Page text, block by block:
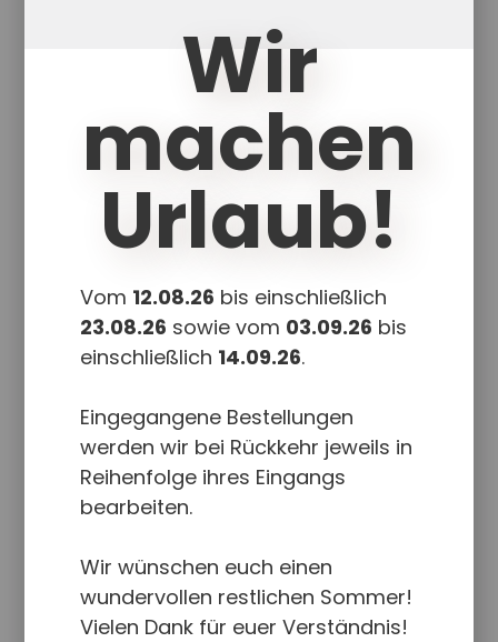
Enthält 7% red. MwSt.
Versand
Lieferzeit: ca. 1-5 Werktage
Das komplette FliP mini auf zwei Din A4
Seiten, die Auswahl erfolgt über
Scanning
In den Warenkorb Details
Wir
machen
Urlaub!
Vom 12.08.26 bis einschließlich
23.08.26 sowie vom 03.09.26 bis
einschließlich 14.09.26.
Eingegangene Bestellungen
werden wir bei Rückkehr jeweils in
Reihenfolge ihres Eingangs
bearbeiten.
Wir wünschen euch einen
wundervollen restlichen Sommer!
Vielen Dank für euer Verständnis!